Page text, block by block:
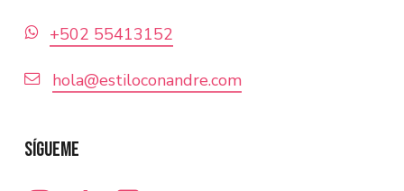
+‪502 55413152‬
hola@estiloconandre.com
Sígueme